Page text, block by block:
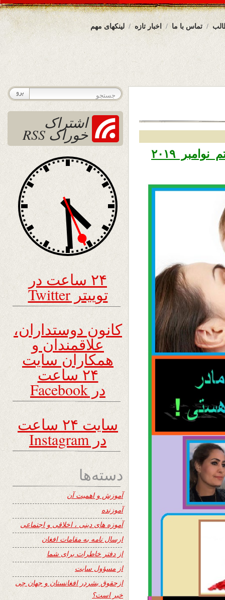
لینکهای مهم اخبار تازه تماس با ما
تاریخ نشر پنجشنبه ۱۶عقرب ۱۳۹۸ – هفتم نوامبر ۲۰۱۹
اشتراک
خوراک RSS
۲۴ ساعت در
توییتر Twitter
کانون دوستداران،
علاقمندان و
همکاران سایت
۲۴ ساعت
در Facebook
سایت ۲۴ ساعت
در Instagram
دسته‌ها
آموزش و اهمیت آن
آموزنده
آموزه های دینی ، اخلاقی و اجتماعی
ارسال نامه به مقامات افغان
از دفتر خاطرات برای شما
از مسؤول سایت
ازحقوق بشردر افغانستان و جهان چی
خبر است؟